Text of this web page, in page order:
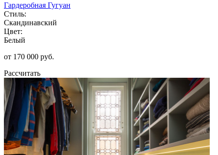
Гардеробная Гугуан
Стиль:
Скандинавский
Цвет:
Белый
от 170 000 руб.
Рассчитать